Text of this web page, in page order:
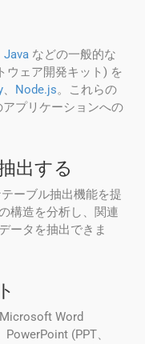
Java などの一般的な
ウェア開発キット) を
、 Node.js。これらの
プリケーションへの
出する
ーブル抽出機能を提
構造を分析し、関連
ータを抽出できま
Word
(PPT、